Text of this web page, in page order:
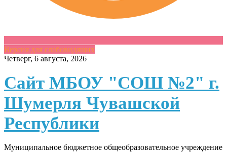
Версия для слабовидящих
Skip
content
Четверг, 6 августа, 2026
Сайт МБОУ "СОШ №2" г.
Шумерля Чувашской
Республики
Муниципальное бюджетное общеобразовательное учреждение